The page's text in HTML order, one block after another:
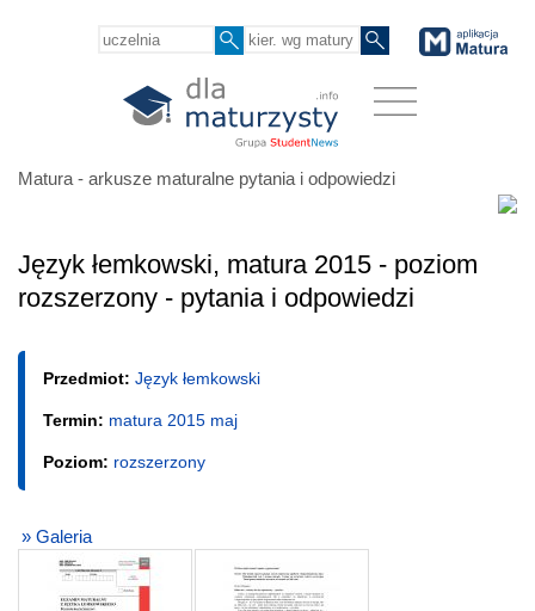
Matura - arkusze maturalne pytania i odpowiedzi
Język łemkowski, matura 2015 - poziom
rozszerzony - pytania i odpowiedzi
Przedmiot: Język łemkowski
Termin: matura 2015 maj
Poziom: rozszerzony
» Galeria